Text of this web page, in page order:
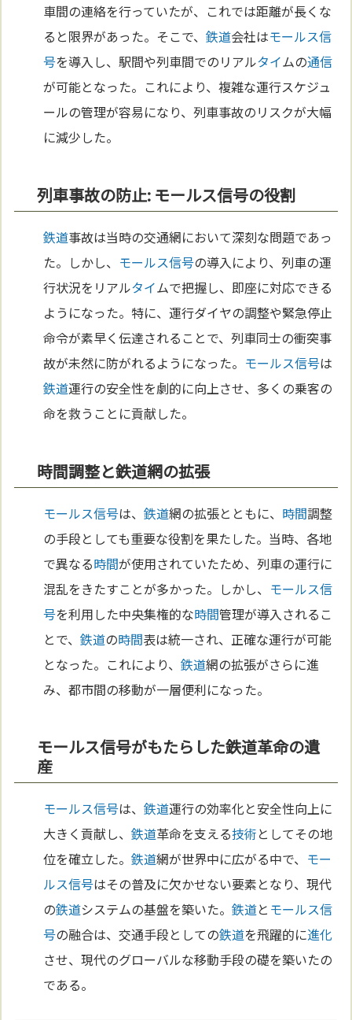
車間の連絡を行っていたが、これでは距離が長くな
ると限界があった。そこで、鉄道会社はモールス信
号を導入し、駅間や列車間でのリアルタイムの通信
が可能となった。これにより、複雑な運行スケジュ
ールの管理が容易になり、列車事故のリスクが大幅
に減少した。
列車事故の防止: モールス信号の役割
鉄道事故は当時の交通網において深刻な問題であっ
た。しかし、 モールス信号の導入により、列車の運
行状況をリアルタイムで把握し、即座に対応できる
ようになった。特に、運行ダイヤの調整や緊急停止
命令が素早く伝達されることで、列車同士の衝突事
故が未然に防がれるようになった。 モールス信号は
鉄道運行の安全性を劇的に向上させ、多くの乗客の
命を救うことに貢献した。
時間調整と鉄道網の拡張
モールス信号は、鉄道網の拡張とともに、 時間調整
の手段としても重要な役割を果たした。当時、各地
で異なる時間が使用されていたため、列車の運行に
混乱をきたすことが多かった。しかし、 モールス信
号を利用した中央集権的な時間管理が導入されるこ
とで、鉄道の時間表は統一され、正確な運行が可能
となった。これにより、鉄道網の拡張がさらに進
み、都市間の移動が一層便利になった。
モールス信号がもたらした鉄道革命の遺
産
モールス信号は、鉄道運行の効率化と安全性向上に
大きく貢献し、鉄道革命を支える技術としてその地
位を確立した。鉄道網が世界中に広がる中で、 モー
ルス信号はその普及に欠かせない要素となり、現代
の鉄道システムの基盤を築いた。鉄道と モールス信
号の融合は、交通手段としての鉄道を飛躍的に進化
させ、現代のグローバルな移動手段の礎を築いたの
である。